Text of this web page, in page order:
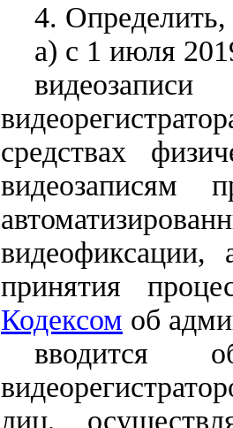
4. Определить,
а) с 1 июля
средствах
видеозаписям
принятия
Кодексом об
вводится
лиц,